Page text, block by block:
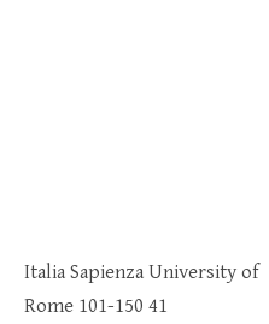
Italia Sapienza University of
Rome 101-150 41